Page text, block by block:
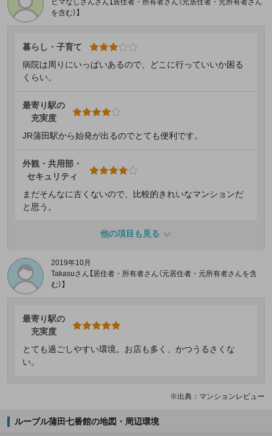
ヒマなしさんさん【居住者・所有者さん（元居住者・元所有者さん
を含む）】
暮らし・子育て
病院は周りにいっぱいあるので、どこに行っていいか困る
くらい。
最寄り駅の
充実度
JR蒲田駅から始発が出るのでとても便利です。
外観・共用部・
セキュリティ
まだそんなに古くないので、比較的きれいなマンションだ
と思う。
他の項目も見る
2019年10月
Takasuさん【居住者・所有者さん（元居住者・元所有者さんを含
む）】
最寄り駅の
充実度
とても過ごしやすい環境。お店も多く、かつうるさくな
い。
※出典：マンションレビュー
ルーブル蒲田七番館の地図・周辺環境